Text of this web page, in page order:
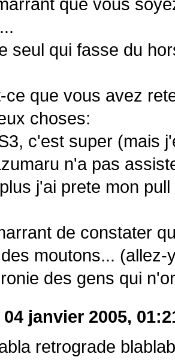
seul qui fasse du
ce que vous avez
choses:
c'est super (mais
n'a pas
j'ai prete mon
de constater
moutons...
des gens qui
04 janvier 2005,
retrograde